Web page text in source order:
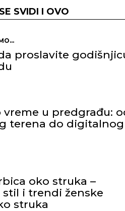
SVIDI I OVO
proslavite
vreme u predgrađu:
terena do digitalnog
oko struka –
i trendi ženske
struka